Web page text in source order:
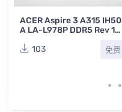
ACER Aspire 3 A315 IH50
A LA-L978P DDR5 Rev 1A
路图103 免费